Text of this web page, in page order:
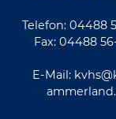
Telefon: 04488
Fax: 04488
E-Mail: